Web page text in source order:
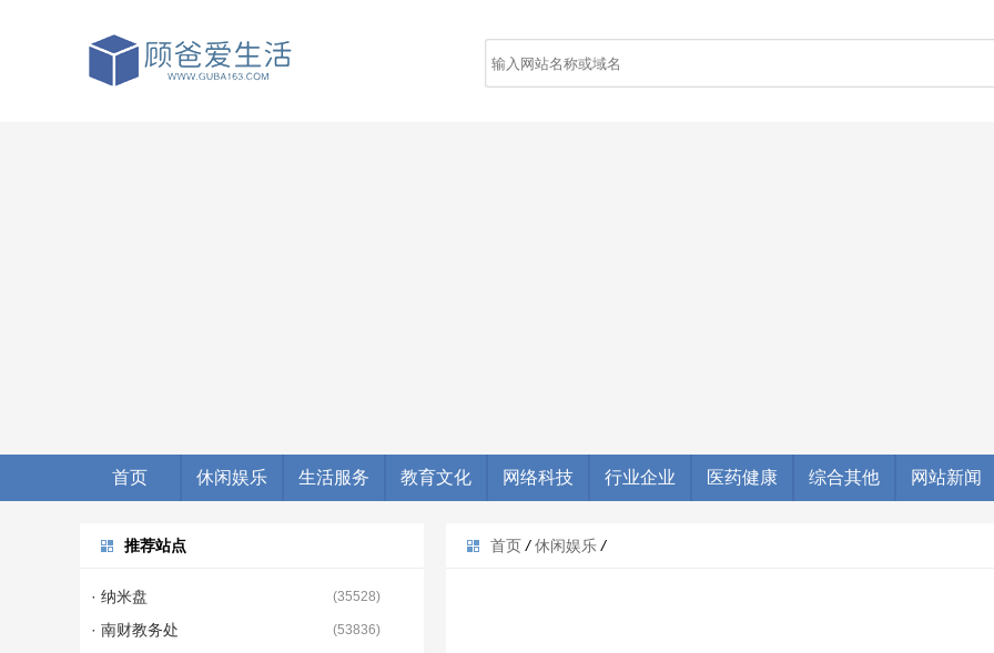
首页 休闲娱乐 生活服务 教育文化 网络科技 行业企业 医药健康 综合其他 网站新闻
首页 / 休闲娱乐 /
推荐站点
· 纳米盘 (35528)
· 南财教务处 (53836)